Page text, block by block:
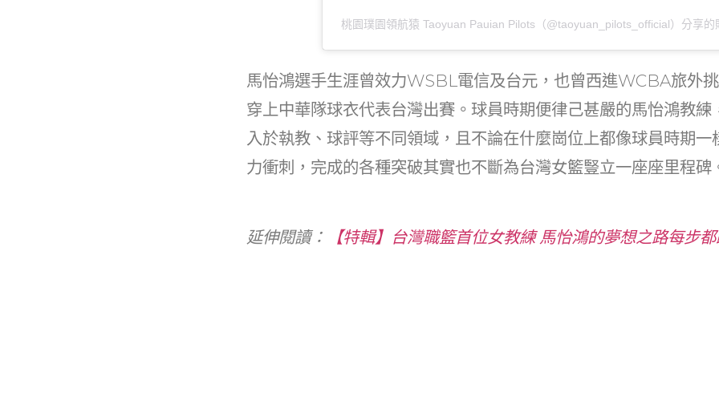
桃園璞園領航猿 Taoyuan Pauian Pilots（@taoyuan_pilots_official）分享的
馬怡鴻選手生涯曾效力WSBL電信及台元，也曾西進WCBA旅外
穿上中華隊球衣代表台灣出賽。球員時期便律己甚嚴的馬怡鴻教練
入於執教、球評等不同領域，且不論在什麼崗位上都像球員時期一
力衝刺，完成的各種突破其實也不斷為台灣女籃豎立一座座里程碑
延伸閱讀： 【特輯】台灣職籃首位女教練 馬怡鴻的夢想之路每步